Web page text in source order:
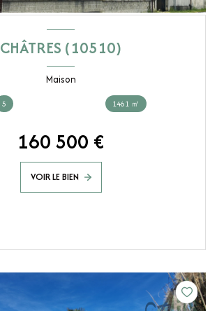
CHÂTRES (10510)
Maison
5 1461 ㎡
160 500 €
VOIR LE BIEN